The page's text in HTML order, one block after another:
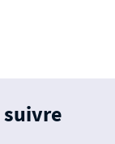
suivre